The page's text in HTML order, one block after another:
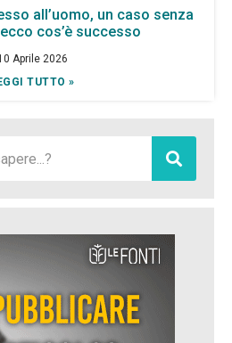
all’uomo, un caso senza
cos’è successo
Aprile 2026
TUTTO »